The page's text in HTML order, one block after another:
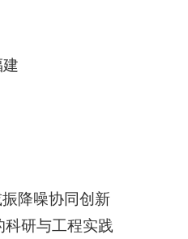
降噪协同创新
科研与工程实践